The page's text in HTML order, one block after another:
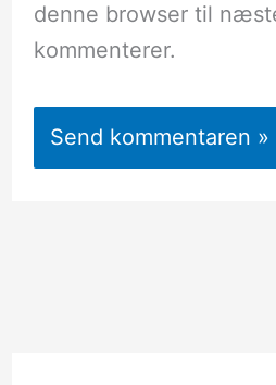
denne browser til
kommenterer.